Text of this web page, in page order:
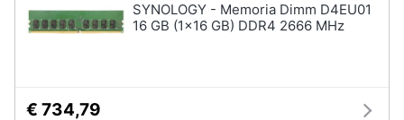
SYNOLOGY - Memoria Dimm D4EU01
16 GB (1x16 GB) DDR4 2666 MHz
€ 734,79